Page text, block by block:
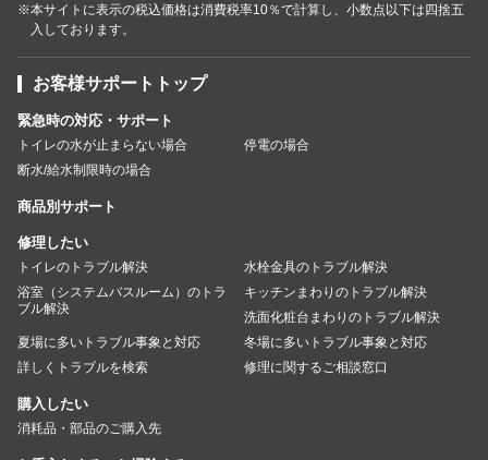
※本サイトに表示の税込価格は消費税率10％で計算し、小数点以下は四捨五
入しております。
お客様サポートトップ
緊急時の対応・サポート
トイレの水が止まらない場合
停電の場合
断水/給水制限時の場合
商品別サポート
修理したい
トイレのトラブル解決
水栓金具のトラブル解決
浴室（システムバスルーム）のトラ
ブル解決
キッチンまわりのトラブル解決
洗面化粧台まわりのトラブル解決
夏場に多いトラブル事象と対応
冬場に多いトラブル事象と対応
詳しくトラブルを検索
修理に関するご相談窓口
購入したい
消耗品・部品のご購入先